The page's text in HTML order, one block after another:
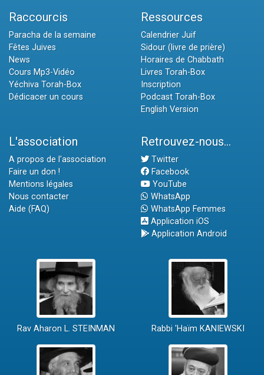
Raccourcis
Paracha de la semaine
Fêtes Juives
News
Cours Mp3-Vidéo
Yéchiva Torah-Box
Dédicacer un cours
Ressources
Calendrier Juif
Sidour (livre de prière)
Horaires de Chabbath
Livres Torah-Box
Inscription
Podcast Torah-Box
English Version
L'association
A propos de l'association
Faire un don !
Mentions légales
Nous contacter
Aide (FAQ)
Retrouvez-nous...
Twitter
Facebook
YouTube
WhatsApp
WhatsApp Femmes
Application iOS
Application Android
Rav Aharon L. STEINMAN Rabbi 'Haïm KANIEWSKI